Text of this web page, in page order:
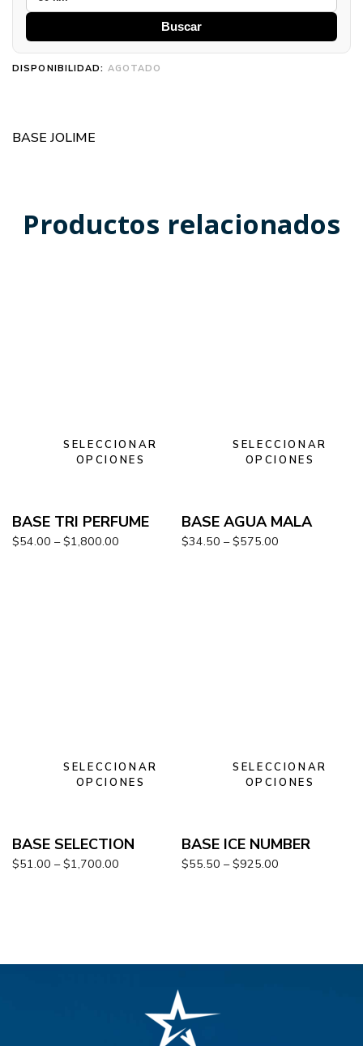
Buscar
DISPONIBILIDAD: AGOTADO
BASE JOLIME
Productos relacionados
SELECCIONAR
OPCIONES
BASE TRI PERFUME
$54.00 – $1,800.00
SELECCIONAR
OPCIONES
BASE AGUA MALA
$34.50 – $575.00
SELECCIONAR
OPCIONES
BASE SELECTION
$51.00 – $1,700.00
SELECCIONAR
OPCIONES
BASE ICE NUMBER
$55.50 – $925.00